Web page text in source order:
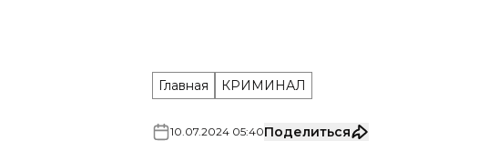
Главная КРИМИНАЛ
10.07.2024 05:40Поделиться